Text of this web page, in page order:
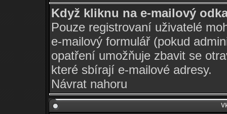
Když kliknu na e-mailový
Pouze registrovaní uživatelé
e-mailový formulář (pokud
opatření umožňuje zbavit se
které sbírají e-mailové adresy.
Návrat nahoru